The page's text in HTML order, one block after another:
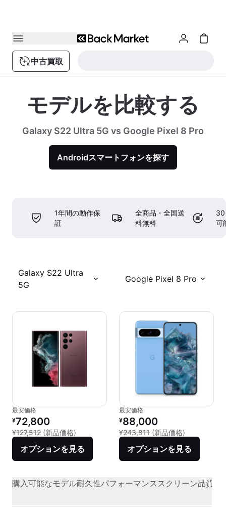
中古買取
モデルを比較する
Galaxy S22 Ultra 5G vs Google Pixel 8 Pro
Androidスマートフォンを探す
1年間の動作保
証
全商品・全国送
料無料
30
可
Galaxy S22 Ultra
5G
Google Pixel 8 Pro
最安価格
リファービッシュ品の価格：
¥72,800
¥127,512 (新品価格) 新品との比較：¥127,512
オプションを見る
最安価格
リファービッシュ品の価格：
¥88,000
¥243,811 (新品価格)
オプションを見る
購入可能なモデル耐久性パフォーマンススクリーン品質